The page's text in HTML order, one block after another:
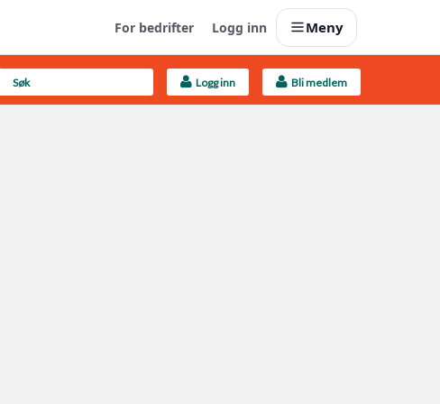
For bedrifter Logg inn Meny
Last opp selv Logg inn Bli medlem